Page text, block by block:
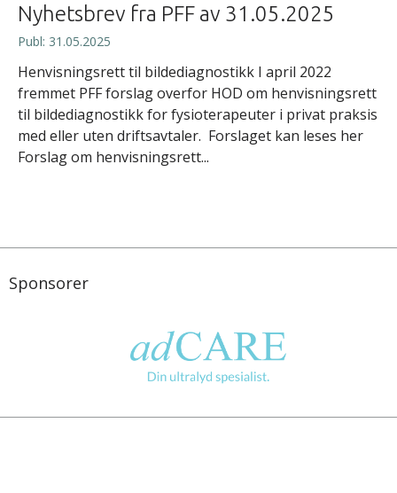
Nyhetsbrev fra PFF av 31.05.2025
Publ: 31.05.2025
Henvisningsrett til bildediagnostikk I april 2022
fremmet PFF forslag overfor HOD om henvisningsrett
til bildediagnostikk for fysioterapeuter i privat praksis
med eller uten driftsavtaler. Forslaget kan leses her
Forslag om henvisningsrett...
Sponsorer